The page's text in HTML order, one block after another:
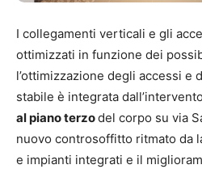
I collegamenti verticali e gli
ottimizzati in funzione dei
l’ottimizzazione degli accessi e
stabile è integrata
al piano terzodel corpo su via
nuovo controsoffitto ritmato da
e impianti integrati e il